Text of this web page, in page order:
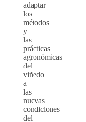
adaptar
los
métodos
y
las
prácticas
agronómicas
del
viñedo
a
las
nuevas
condiciones
del